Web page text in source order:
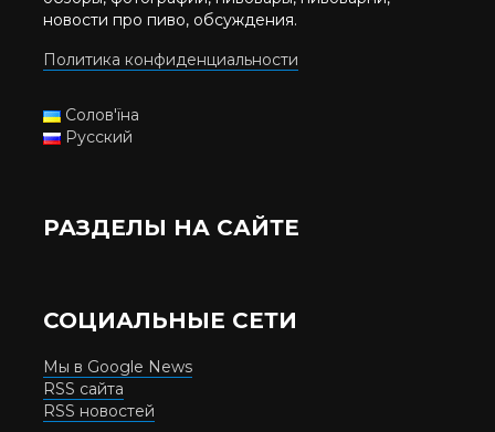
новости про пиво, обсуждения.
Политика конфиденциальности
Солов'їна
Русский
РАЗДЕЛЫ НА САЙТЕ
СОЦИАЛЬНЫЕ СЕТИ
Мы в Google News
RSS сайта
RSS новостей